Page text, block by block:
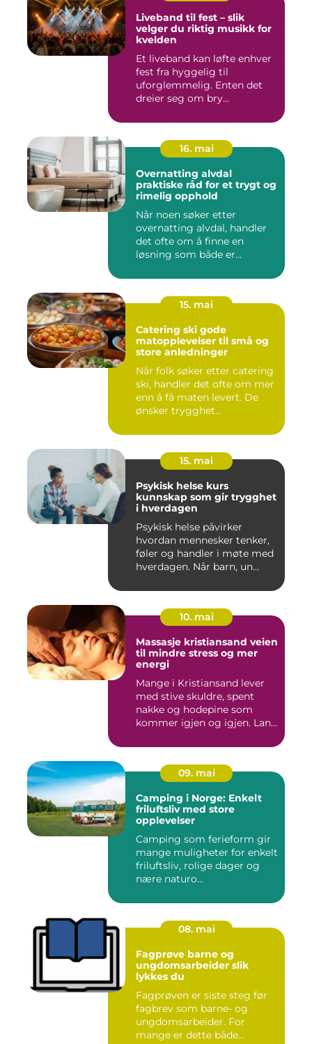
Liveband til fest – slik
velger du riktig musikk for
kvelden
Et liveband kan løfte enhver
fest fra hyggelig til
uforglemmelig. Enten det
dreier seg om bry...
16. mai
Overnatting alvdal
praktiske råd for et trygt og
rimelig opphold
Når noen søker etter
overnatting alvdal, handler
det ofte om å finne en
løsning som både er
15. mai
Catering ski gode
matopplevelser til små og
store anledninger
Når folk søker etter catering
ski, handler det ofte om mer
enn å få maten levert. De
ønsker trygghet...
15. mai
Psykisk helse kurs
kunnskap som gir trygghet
i hverdagen
Psykisk helse påvirker
hvordan mennesker tenker,
føler og handler i møte med
hverdagen. Når barn, un...
10. mai
Massasje kristiansand veien
til mindre stress og mer
energi
Mange i Kristiansand lever
med stive skuldre, spent
nakke og hodepine som
kommer igjen og igjen. Lan...
09. mai
Camping i Norge: Enkelt
friluftsliv med store
opplevelser
Camping som ferieform gir
mange muligheter for enkelt
friluftsliv, rolige dager og
nære naturo...
08. mai
Fagprøve barne og
ungdomsarbeider slik
lykkes du
Fagprøven er siste steg før
fagbrev som barne- og
ungdomsarbeider. For
mange er dette både